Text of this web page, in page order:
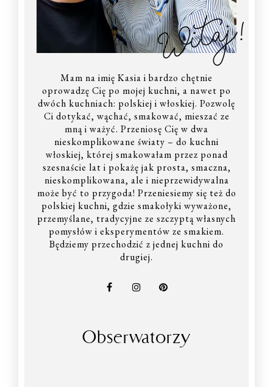
Witaj!
Mam na imię Kasia i bardzo chętnie
oprowadzę Cię po mojej kuchni, a nawet po
dwóch kuchniach: polskiej i włoskiej. Pozwolę
Ci dotykać, wąchać, smakować, mieszać ze
mną i ważyć. Przeniosę Cię w dwa
nieskomplikowane światy – do kuchni
włoskiej, której smakowałam przez ponad
szesnaście lat i pokażę jak prosta, smaczna,
nieskomplikowana, ale i nieprzewidywalna
może być to przygoda! Przeniesiemy się też do
polskiej kuchni, gdzie smakołyki wyważone,
przemyślane, tradycyjne ze szczyptą własnych
pomysłów i eksperymentów ze smakiem.
Będziemy przechodzić z jednej kuchni do
drugiej.
Obserwatorzy